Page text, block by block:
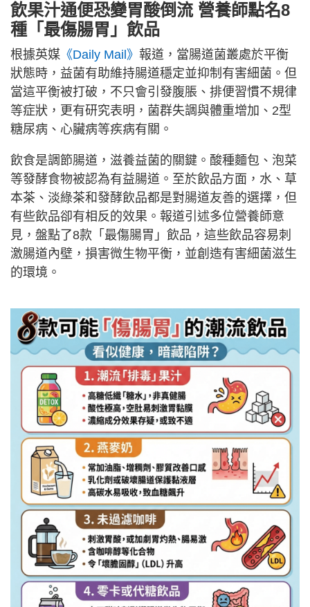
飲果汁通便恐變胃酸倒流 營養師點名8
種「最傷腸胃」飲品
根據英媒 《Daily Mail》 報道，當腸道菌叢處於平衡
狀態時，益菌有助維持腸道穩定並抑制有害細菌。但
當這平衡被打破，不只會引發腹脹、排便習慣不規律
等症狀，更有研究表明，菌群失調與體重增加、2型
糖尿病、心臟病等疾病有關。
飲食是調節腸道，滋養益菌的關鍵。酸種麵包、泡菜
等發酵食物被認為有益腸道。至於飲品方面，水、草
本茶、淡綠茶和發酵飲品都是對腸道友善的選擇，但
有些飲品卻有相反的效果。報道引述多位營養師意
見，盤點了8款「最傷腸胃」飲品，這些飲品容易刺
激腸道內壁，損害微生物平衡，並創造有害細菌滋生
的環境。